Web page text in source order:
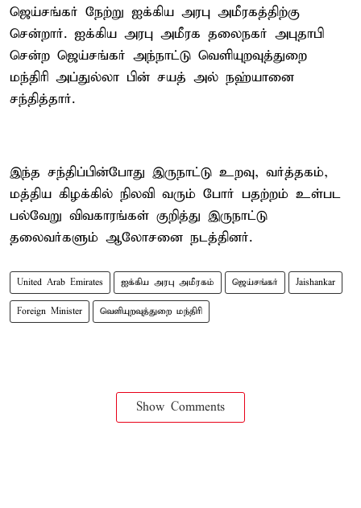
ஜெய்சங்கர் நேற்று ஐக்கிய அரபு அமீரகத்திற்கு
சென்றார். ஐக்கிய அரபு அமீரக தலைநகர் அபுதாபி
சென்ற ஜெய்சங்கர் அந்நாட்டு வெளியுறவுத்துறை
மந்திரி அப்துல்லா பின் சயத் அல் நஹ்யானை
சந்தித்தார்.
இந்த சந்திப்பின்போது இருநாட்டு உறவு, வர்த்தகம்,
மத்திய கிழக்கில் நிலவி வரும் போர் பதற்றம் உள்பட
பல்வேறு விவகாரங்கள் குறித்து இருநாட்டு
தலைவர்களும் ஆலோசனை நடத்தினர்.
United Arab Emirates ஐக்கிய அரபு அமீரகம் ஜெய்சங்கர் Jaishankar
Foreign Minister வெளியுறவுத்துறை மந்திரி
Show Comments